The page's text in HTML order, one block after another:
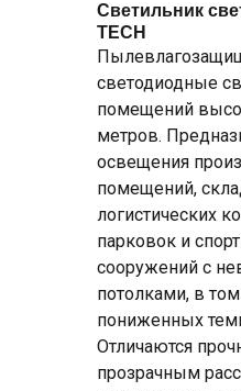
Светильник
TECH
светодиодные
помещений
метров.
освещения
помещений,
логистических
парковок и
сооружений с
потолками, в
пониженных
Отличаются
прозрачным